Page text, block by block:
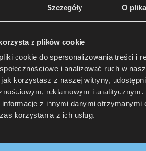
Szczegóły O
z plików cookie
cookie do spersonalizowania treści i
i analizować ruch w
korzystasz z naszej witryny,
reklamowym i analitycznym.
informacje z innymi danymi otrzymanymi
korzystania z ich usług.